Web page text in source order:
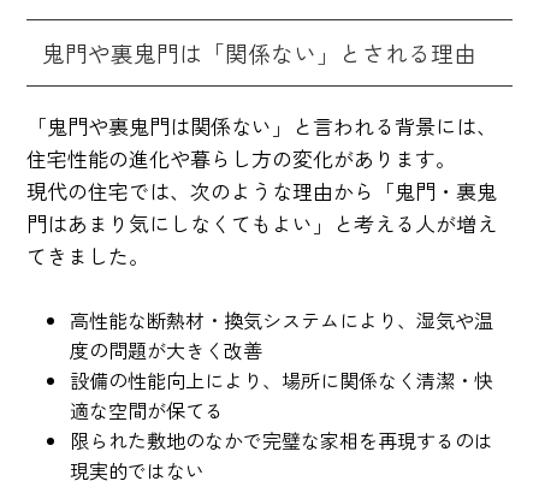
鬼門や裏鬼門は「関係ない」とされる理由
「鬼門や裏鬼門は関係ない」と言われる背景には、
住宅性能の進化や暮らし方の変化があります。
現代の住宅では、次のような理由から「鬼門・裏鬼
門はあまり気にしなくてもよい」と考える人が増え
てきました。
高性能な断熱材・換気システムにより、湿気や温
度の問題が大きく改善
設備の性能向上により、場所に関係なく清潔・快
適な空間が保てる
限られた敷地のなかで完璧な家相を再現するのは
現実的ではない